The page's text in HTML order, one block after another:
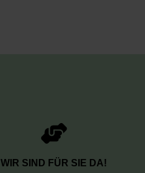
WIR SIND FÜR SIE DA!